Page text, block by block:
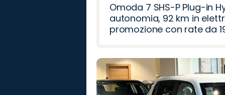
Omoda 7 SHS-P Plug-in
autonomia, 92 km in
promozione con rate da